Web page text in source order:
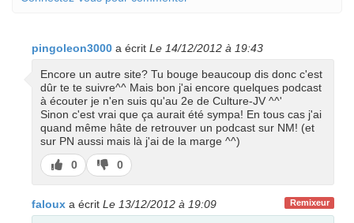
pingoleon3000 a écrit Le 14/12/2012 à 19:43
Encore un autre site? Tu bouge beaucoup dis donc c'est
dûr te te suivre^^ Mais bon j'ai encore quelques podcast
à écouter je n'en suis qu'au 2e de Culture-JV ^^'
Sinon c'est vrai que ça aurait été sympa! En tous cas j'ai
quand même hâte de retrouver un podcast sur NM! (et
sur PN aussi mais là j'ai de la marge ^^)
J’aime
0
J’aime
pas
0
Remixeur
faloux a écrit Le 13/12/2012 à 19:09